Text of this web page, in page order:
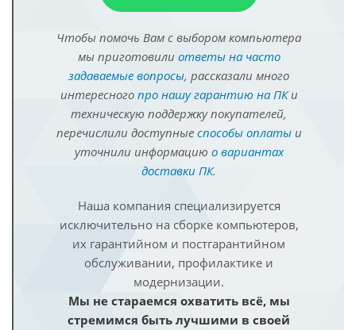
Чтобы помочь Вам с выбором компьютера
мы приготовили ответы на часто
задаваемые вопросы, рассказали много
интересного про нашу гарантию на ПКи
техническую поддержку покупателей,
перечислили доступные способы оплатыи
уточнили информацию о вариантах
доставки ПК.
Наша компания специализируется
исключительно на сборке компьютеров,
их гарантийном и постгарантийном
обслуживании, профилактике и
модернизации.
Мы не стараемся охватить всё, мы
стремимся быть лучшими в своей